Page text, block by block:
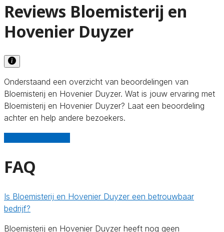
Reviews Bloemisterij en
Hovenier Duyzer
Onderstaand een overzicht van beoordelingen van
Bloemisterij en Hovenier Duyzer. Wat is jouw ervaring met
Bloemisterij en Hovenier Duyzer? Laat een beoordeling
achter en help andere bezoekers.
FAQ
Is Bloemisterij en Hovenier Duyzer een betrouwbaar
bedrijf?
Bloemisterij en Hovenier Duyzer heeft nog geen